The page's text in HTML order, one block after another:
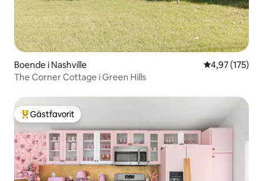
Boende i Nashville 4,97 av 5 i
4,97 (175)
The Corner Cottage i Green Hills
Populär gästfavorit
Gästfavorit